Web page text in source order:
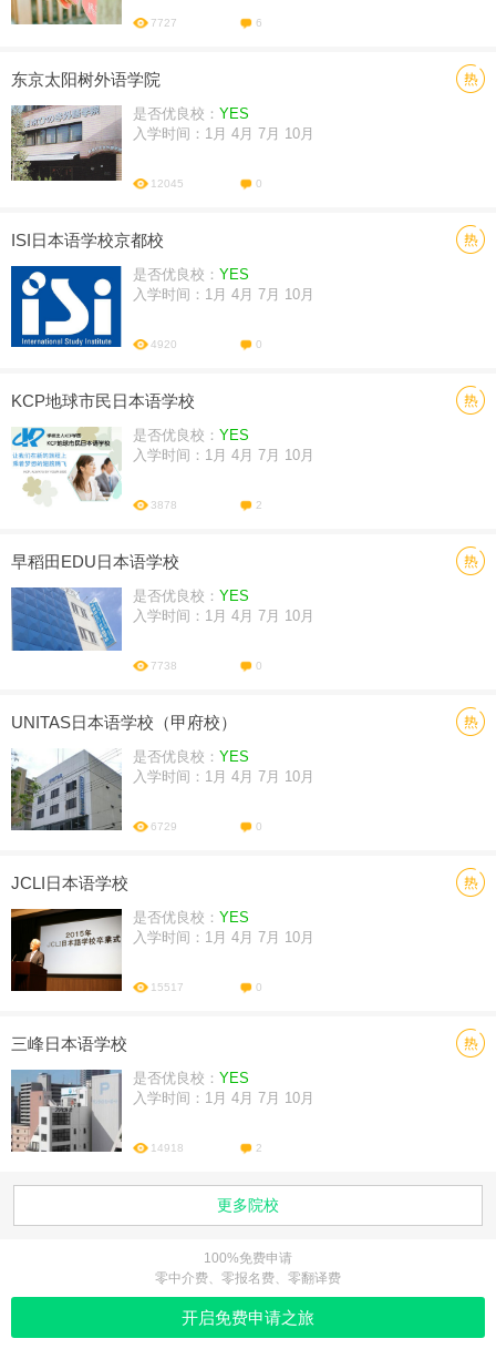
7727 6
东京太阳树外语学院
是否优良校： YES
入学时间：1月 4月 7月 10月
12045 0
ISI日本语学校京都校
是否优良校： YES
入学时间：1月 4月 7月 10月
4920 0
KCP地球市民日本语学校
是否优良校： YES
入学时间：1月 4月 7月 10月
3878 2
早稻田EDU日本语学校
是否优良校： YES
入学时间：1月 4月 7月 10月
7738 0
UNITAS日本语学校（甲府校）
是否优良校： YES
入学时间：1月 4月 7月 10月
6729 0
JCLI日本语学校
是否优良校： YES
入学时间：1月 4月 7月 10月
15517 0
三峰日本语学校
是否优良校： YES
入学时间：1月 4月 7月 10月
14918 2
更多院校
100%免费申请
零中介费、零报名费、零翻译费
开启免费申请之旅